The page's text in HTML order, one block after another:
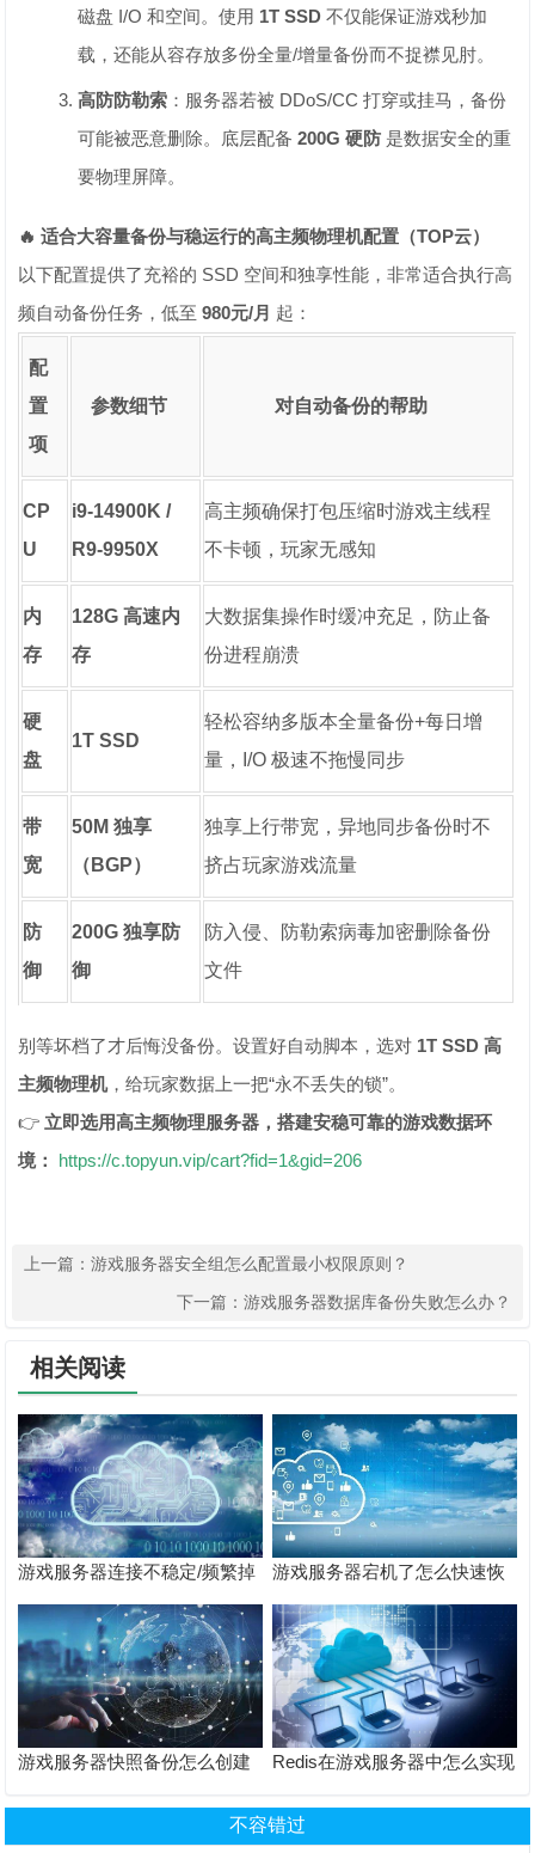
磁盘 I/O 和空间。使用 1T SSD 不仅能保证游戏秒加
载，还能从容存放多份全量/增量备份而不捉襟见肘。
高防防勒索 ：服务器若被 DDoS/CC 打穿或挂马，备份
可能被恶意删除。底层配备200G 硬防 是数据安全的重
要物理屏障。
🔥 适合大容量备份与稳运行的高主频物理机配置（TOP云）
以下配置提供了充裕的 SSD 空间和独享性能，非常适合执行高
频自动备份任务，低至980元/月 起：
配
置
项
参数细节 对自动备份的帮助
CP
U
i9-14900K /
R9-9950X
高主频确保打包压缩时游戏主线程
不卡顿，玩家无感知
内
存
128G 高速内
存
大数据集操作时缓冲充足，防止备
份进程崩溃
硬
盘
1T SSD
轻松容纳多版本全量备份+每日增
量，I/O 极速不拖慢同步
带
宽
50M 独享
（BGP）
独享上行带宽，异地同步备份时不
挤占玩家游戏流量
防
御
200G 独享防
御
防入侵、防勒索病毒加密删除备份
文件
别等坏档了才后悔没备份。设置好自动脚本，选对 1T SSD 高
主频物理机，给玩家数据上一把“永不丢失的锁”。
👉 立即选用高主频物理服务器，搭建安稳可靠的游戏数据环
境：
https://c.topyun.vip/cart?fid=1&gid=206
上一篇：游戏服务器安全组怎么配置最小权限原则？
下一篇： 游戏服务器数据库备份失败怎么办？
相关阅读
游戏服务器连接不稳定/频繁掉
线怎么排查？
游戏服务器宕机了怎么快速恢
复？
游戏服务器快照备份怎么创建
Redis在游戏服务器中怎么实现
不容错过